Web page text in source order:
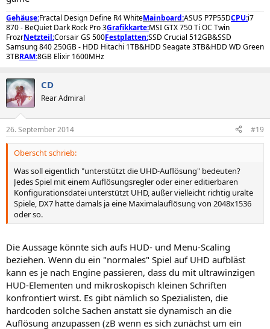
Gehäuse:Fractal Design Define R4 WhiteMainboard:ASUS P7P55DCPU:i7
870 - BeQuiet Dark Rock Pro 3Grafikkarte:MSI GTX 750 Ti OC Twin
FrozrNetzteil:Corsair GS 500Festplatten:SSD Crucial 512GB&SSD
Samsung 840 250GB - HDD Hitachi 1TB&HDD Seagate 3TB&HDD WD Green
3TBRAM:8GB Elixir 1600MHz
CD
Rear Admiral
26. September 2014 #19
Oberscht schrieb:
Was soll eigentlich "unterstützt die UHD-Auflösung" bedeuten?
Jedes Spiel mit einem Auflösungsregler oder einer editierbaren
Konfigurationsdatei unterstützt UHD, außer vielleicht richtig uralte
Spiele, DX7 hatte damals ja eine Maximalauflösung von 2048x1536
oder so.
Die Aussage könnte sich aufs HUD- und Menu-Scaling
beziehen. Wenn du ein "normales" Spiel auf UHD aufbläst
kann es je nach Engine passieren, dass du mit ultrawinzigen
HUD-Elementen und mikroskopisch kleinen Schriften
konfrontiert wirst. Es gibt nämlich so Spezialisten, die
hardcoden solche Sachen anstatt sie dynamisch an die
Auflösung anzupassen (zB wenn es sich zunächst um ein